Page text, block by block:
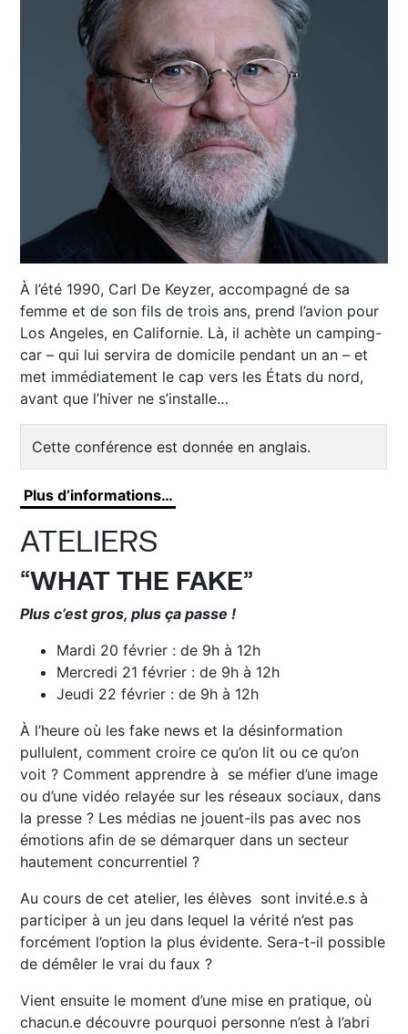
À l’été 1990, Carl De Keyzer, accompagné de sa
femme et de son fils de trois ans, prend l’avion pour
Los Angeles, en Californie. Là, il achète un camping-
car – qui lui servira de domicile pendant un an – et
met immédiatement le cap vers les États du nord,
avant que l’hiver ne s’installe…
Cette conférence est donnée en anglais.
Plus d’informations…
ATELIERS
“WHAT THE FAKE”
Plus c’est gros, plus ça passe !
Mardi 20 février : de 9h à 12h
Mercredi 21 février : de 9h à 12h
Jeudi 22 février : de 9h à 12h
À l’heure où les fake news et la désinformation
pullulent, comment croire ce qu’on lit ou ce qu’on
voit ? Comment apprendre à se méfier d’une image
ou d’une vidéo relayée sur les réseaux sociaux, dans
la presse ? Les médias ne jouent-ils pas avec nos
émotions afin de se démarquer dans un secteur
hautement concurrentiel ?
Au cours de cet atelier, les élèves sont invité.e.s à
participer à un jeu dans lequel la vérité n’est pas
forcément l’option la plus évidente. Sera-t-il possible
de démêler le vrai du faux ?
Vient ensuite le moment d’une mise en pratique, où
chacun.e découvre pourquoi personne n’est à l’abri